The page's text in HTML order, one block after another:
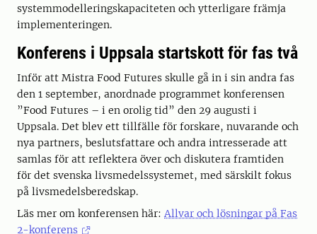
systemmodelleringskapaciteten och ytterligare främja
implementeringen.
Konferens i Uppsala startskott för fas två
Inför att Mistra Food Futures skulle gå in i sin andra fas
den 1 september, anordnade programmet konferensen
”Food Futures – i en orolig tid” den 29 augusti i
Uppsala. Det blev ett tillfälle för forskare, nuvarande och
nya partners, beslutsfattare och andra intresserade att
samlas för att reflektera över och diskutera framtiden
för det svenska livsmedelssystemet, med särskilt fokus
på livsmedelsberedskap.
Läs mer om konferensen här: Allvar och lösningar på Fas
2-konferens